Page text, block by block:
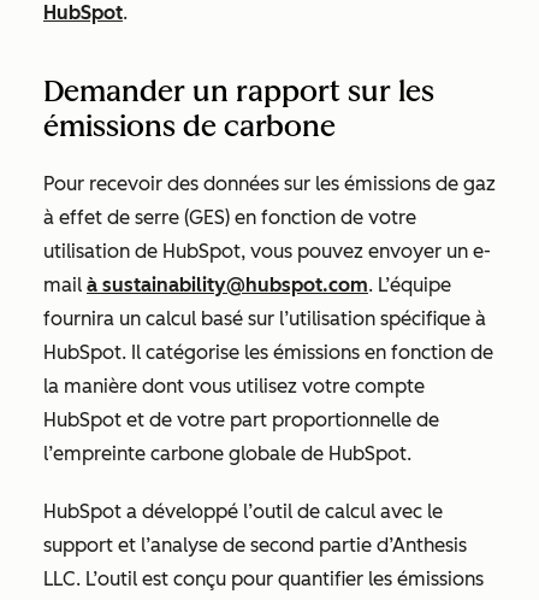
HubSpot.
Demander un rapport sur les
émissions de carbone
Pour recevoir des données sur les émissions de gaz
à effet de serre (GES) en fonction de votre
utilisation de HubSpot, vous pouvez envoyer un e-
mail à sustainability@hubspot.com. L’équipe
fournira un calcul basé sur l’utilisation spécifique à
HubSpot. Il catégorise les émissions en fonction de
la manière dont vous utilisez votre compte
HubSpot et de votre part proportionnelle de
l’empreinte carbone globale de HubSpot.
HubSpot a développé l’outil de calcul avec le
support et l’analyse de second partie d’Anthesis
LLC. L’outil est conçu pour quantifier les émissions